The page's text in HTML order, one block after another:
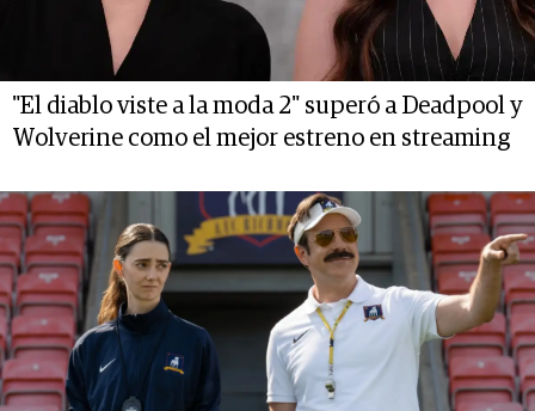
"El diablo viste a la moda 2" superó a Deadpool y
Wolverine como el mejor estreno en streaming